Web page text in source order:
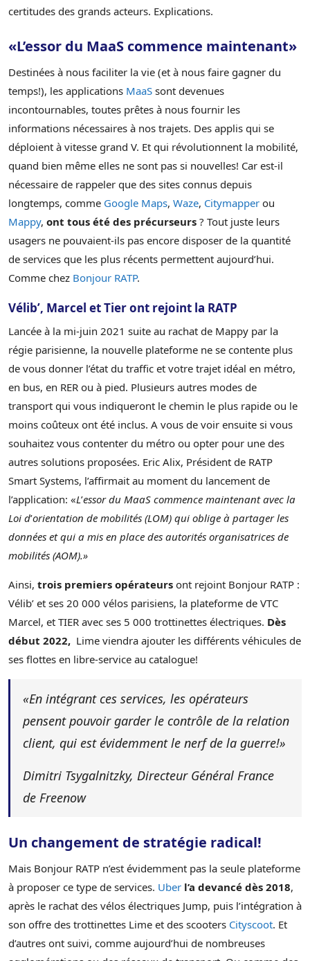
certitudes des grands acteurs. Explications.
«L’essor du MaaS commence maintenant»
Destinées à nous faciliter la vie (et à nous faire gagner du
temps!), les applications MaaS sont devenues
incontournables, toutes prêtes à nous fournir les
informations nécessaires à nos trajets. Des applis qui se
déploient à vitesse grand V. Et qui révolutionnent la mobilité,
quand bien même elles ne sont pas si nouvelles! Car est-il
nécessaire de rappeler que des sites connus depuis
longtemps, comme Google Maps, Waze, Citymapper ou
Mappy, ont tous été des précurseurs ? Tout juste leurs
usagers ne pouvaient-ils pas encore disposer de la quantité
de services que les plus récents permettent aujourd’hui.
Comme chez Bonjour RATP.
Vélib’, Marcel et Tier ont rejoint la RATP
Lancée à la mi-juin 2021 suite au rachat de Mappy par la
régie parisienne, la nouvelle plateforme ne se contente plus
de vous donner l’état du traffic et votre trajet idéal en métro,
en bus, en RER ou à pied. Plusieurs autres modes de
transport qui vous indiqueront le chemin le plus rapide ou le
moins coûteux ont été inclus. A vous de voir ensuite si vous
souhaitez vous contenter du métro ou opter pour une des
autres solutions proposées. Eric Alix, Président de RATP
Smart Systems, l’affirmait au moment du lancement de
l’application: «L’essor du MaaS commence maintenant avec la
Loi d’orientation de mobilités (LOM) qui oblige à partager les
données et qui a mis en place des autorités organisatrices de
mobilités (AOM).»
Ainsi, trois premiers opérateurs ont rejoint Bonjour RATP :
Vélib’ et ses 20 000 vélos parisiens, la plateforme de VTC
Marcel, et TIER avec ses 5 000 trottinettes électriques. Dès
début 2022, Lime viendra ajouter les différents véhicules de
ses flottes en libre-service au catalogue!
«En intégrant ces services, les opérateurs
pensent pouvoir garder le contrôle de la relation
client, qui est évidemment le nerf de la guerre!»
Dimitri Tsygalnitzky, Directeur Général France
de Freenow
Un changement de stratégie radical!
Mais Bonjour RATP n’est évidemment pas la seule plateforme
à proposer ce type de services. Uber l’a devancé dès 2018,
après le rachat des vélos électriques Jump, puis l’intégration à
son offre des trottinettes Lime et des scooters Cityscoot. Et
d’autres ont suivi, comme aujourd’hui de nombreuses